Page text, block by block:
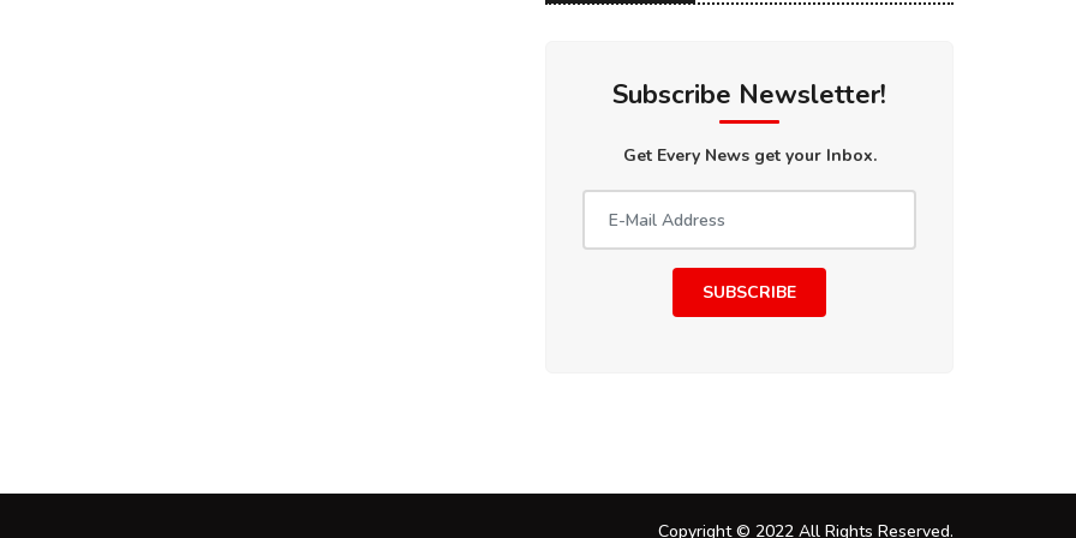
Subscribe Newsletter!
Get Every News get your Inbox.
SUBSCRIBE
Copyright © 2022 All Rights Reserved.